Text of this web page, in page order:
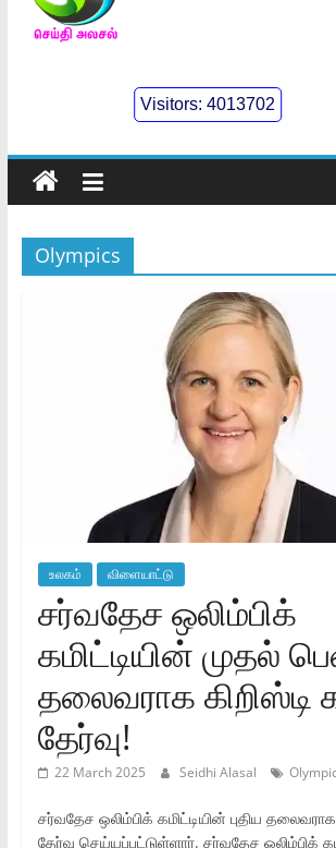
செய்திஅலசல்
Seidhialasal
Tamil
Online
NewsPaper
Visitors:4013702
Olympics
உலகம் விளையாட்டு
சர்வதேச ஒலிம்பிக்
கமிட்டியின் முதல்
தலைவராக கிறிஸ்டி
தேர்வு!
22 March 2025 Seidhi Alasal
சர்வதேச ஒலிம்பிக் கமிட்டியின் புதிய
தேர்வு செய்யப்பட்டுள்ளார். சர்வதேச ஒலிம்பிக்